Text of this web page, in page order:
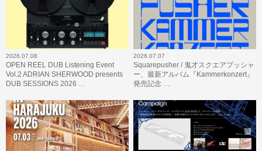
2026.07.08
OPEN REEL DUB Listening Event
Vol.2 ADRIAN SHERWOOD presents
DUB SESSIONS 2026 …
2026.07.07
Squarepusher / 鬼才スクエアプッシャ
ー、最新アルバム『Kammerkonzert』
発売記念 …